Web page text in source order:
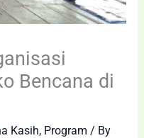
Bencana di
Kasih, Program / By